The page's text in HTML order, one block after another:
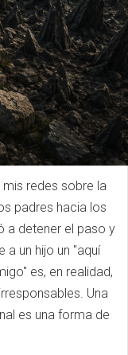
redes sobre la
padres hacia los
a detener el paso y
a un hijo un "aquí
es, en realidad,
Una
es una forma de